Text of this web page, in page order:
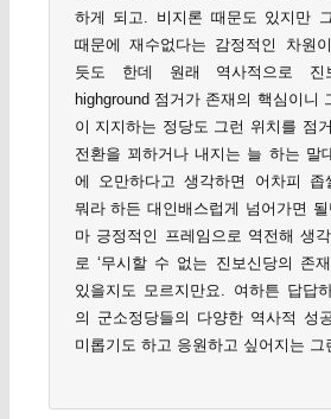
하게 되고. 비지론 때문도 있지만
때문에 재수없다는 감정적인 차원
듯도 한데 원래 역사적으로 진
highground 점거가 존재의 핵심이니
이 지지하는 정당도 그런 위치를 점
전환을 꾀하거나 내지는 늘 하는 말
에 오만하다고 생각하면 어차피 좁
뭐라 하든 대인배스럽게 넘어가면
마 긍정적인 프레임으로 역전해 생
로 ‘무시할 수 없는 진보신당의 존
있을지도 모르지만요. 여하튼 답답
의 군소정당들의 다양한 역사적 성
미롭기도 하고 응원하고 싶어지는 그